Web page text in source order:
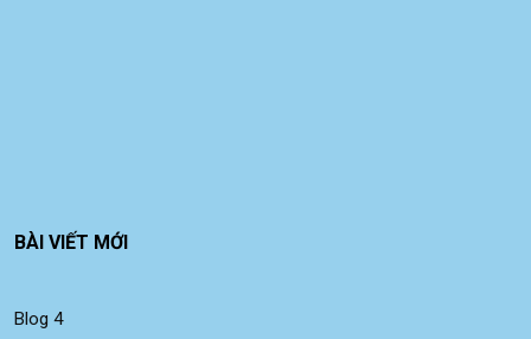
BÀI VIẾT MỚI
Blog 4